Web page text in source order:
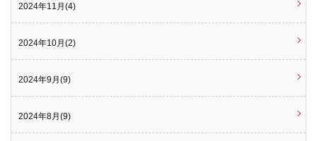
2024年11月(4)
2024年10月(2)
2024年9月(9)
2024年8月(9)